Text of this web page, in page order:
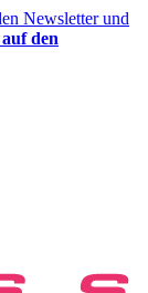
Newsletter und
den